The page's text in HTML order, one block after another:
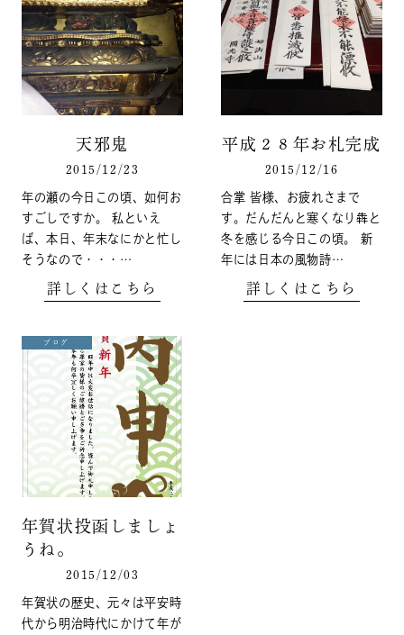
天邪鬼
2015/12/23
年の瀬の今日この頃、如何お
すごしですか。 私といえ
ば、本日、年末なにかと忙し
そうなので・・・…
詳しくはこちら
平成２８年お札完成
2015/12/16
合掌 皆様、お疲れさまで
す。だんだんと寒くなり犇と
冬を感じる今日この頃。 新
年には日本の風物詩…
詳しくはこちら
ブログ
年賀状投函しましょ
うね。
2015/12/03
年賀状の歴史、元々は平安時
代から明治時代にかけて年が